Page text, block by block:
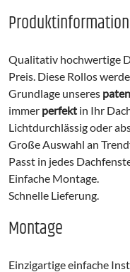
Produktinformation
Qualitativ hochwertige
Preis. Diese Rollos
Grundlage unseres
immer perfekt in Ihr
Lichtdurchlässig oder
Große Auswahl an
Passt in jedes
Einfache Montage.
Schnelle Lieferung.
Montage
Einzigartige einfache